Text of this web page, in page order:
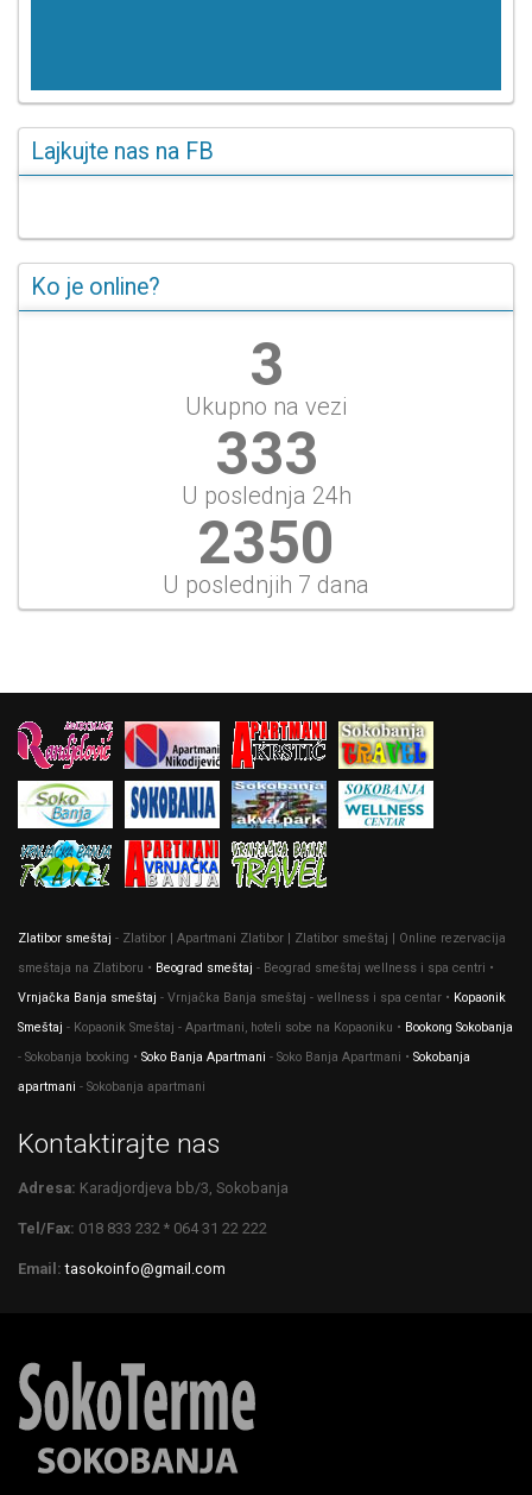
Lajkujte nas na FB
Ko je online?
3
Ukupno na vezi
357
U poslednja 24h
2518
U poslednjih 7 dana
Zlatibor smeštaj - Zlatibor | Apartmani Zlatibor | Zlatibor smeštaj | Online rezervacija
smeštaja na Zlatiboru • Beograd smeštaj - Beograd smeštaj wellness i spa centri •
Vrnjačka Banja smeštaj - Vrnjačka Banja smeštaj - wellness i spa centar • Kopaonik
Smeštaj - Kopaonik Smeštaj - Apartmani, hoteli sobe na Kopaoniku • Bookong Sokobanja
- Sokobanja booking • Soko Banja Apartmani - Soko Banja Apartmani • Sokobanja
apartmani - Sokobanja apartmani
Kontaktirajte nas
Adresa: Karadjordjeva bb/3, Sokobanja
Tel/Fax: 018 833 232 * 064 31 22 222
Email: tasokoinfo@gmail.com